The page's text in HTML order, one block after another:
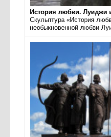
История любви. Луиджи
Скульптура «История
необыкновенной любви